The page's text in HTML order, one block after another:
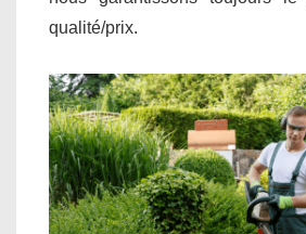
qualité/prix.